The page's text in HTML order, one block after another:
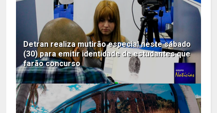
Detran realiza mutirão especial neste sábado
(30) para emitir identidade de estudantes que
farão concurso